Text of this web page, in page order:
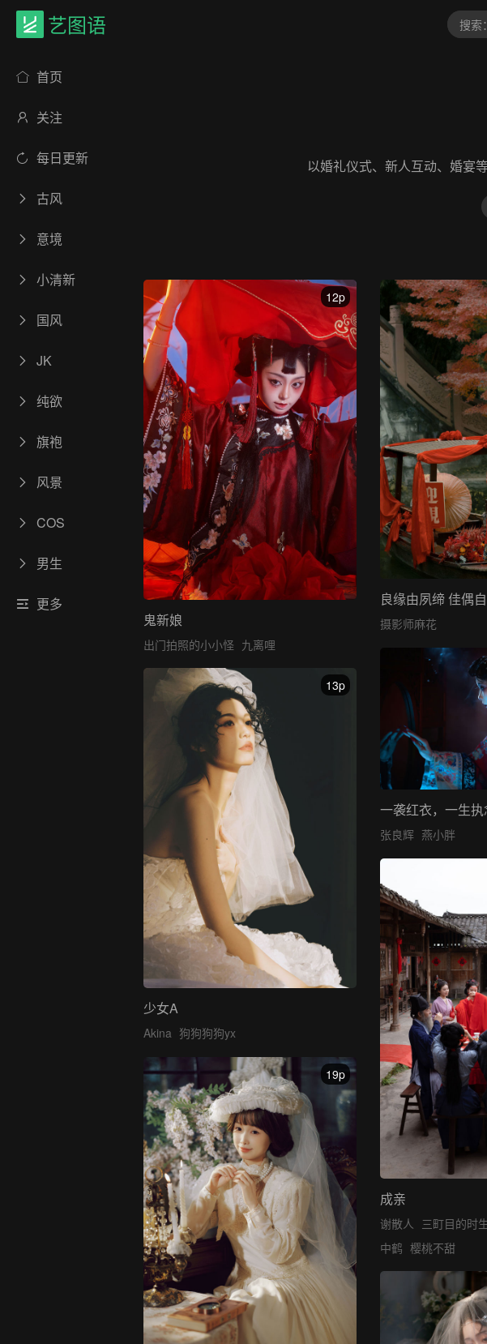
艺图语
首页
关注
每日更新
古风
意境
小清新
国风
JK
纯欲
旗袍
风景
COS
男生
更多
以婚礼仪式、新人互动、婚宴
12p
鬼新娘
出门拍照的小小怪 九离哩
良缘由夙缔 佳偶
摄影师麻花
一袭红衣，一生执
张良辉 燕小胖
13p
少女A
Akina 狗狗狗狗yx
成亲
谢散人 三町目的时
中鹤 樱桃不甜
19p